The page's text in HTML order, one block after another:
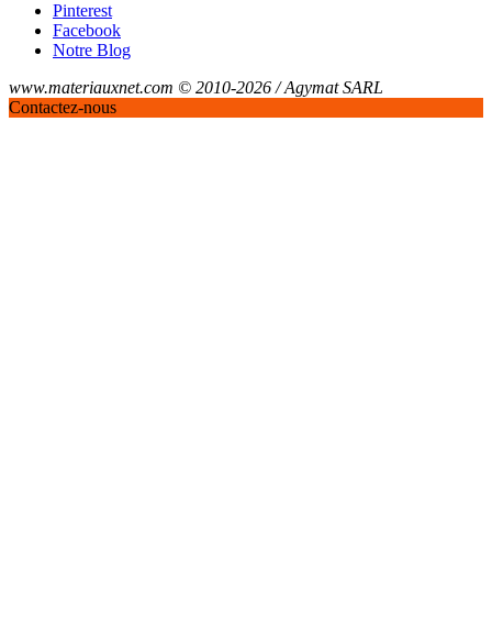
Pinterest
Facebook
Notre Blog
www.materiauxnet.com © 2010-2026 / Agymat SARL
Contactez-nous